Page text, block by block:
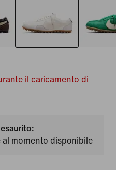
il caricamento di
momento disponibile